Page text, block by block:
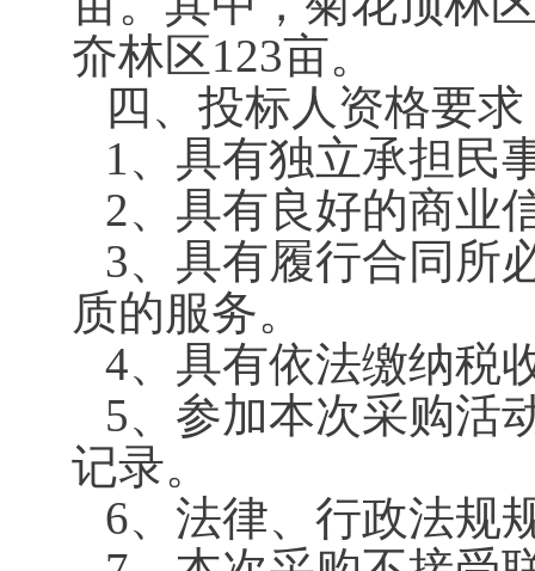
夼林区123亩。
四、投标人资格要求
1、具有独立承担民
2、具有良好的商业
3、具有履行合同所
质的服务。
4、具有依法缴纳税
5、参加本次采购活
记录。
6、法律、行政法规